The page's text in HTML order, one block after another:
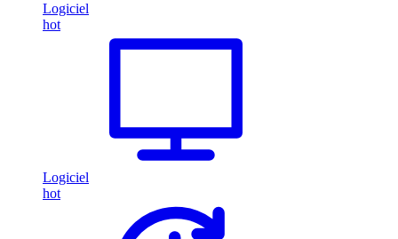
Logiciel
hot
Logiciel
hot